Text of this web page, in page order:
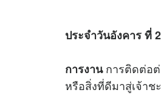
ประจำวันอังคาร ที่
การงานการติดต่อต่
หรือสิ่งที่ดีมาสู่เจ้า